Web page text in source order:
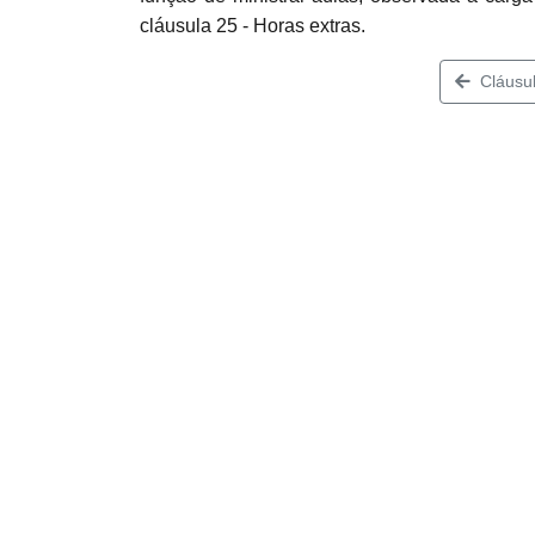
cláusula 25 - Horas extras.